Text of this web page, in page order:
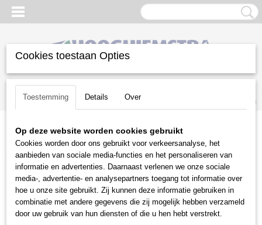
Inloggen Registreren
(0)
Home >Snoeien en Zagen> Kettingzagen | toebehoren
Handgereedschap voor bosbeheer>Stihl>Stihl pakhaak FP 10
Cookies toestaan Opties
Toestemming Details Over
Op deze website worden cookies gebruikt
Cookies worden door ons gebruikt voor verkeersanalyse, het
aanbieden van sociale media-functies en het personaliseren van
informatie en advertenties. Daarnaast verlenen we onze sociale
media-, advertentie- en analysepartners toegang tot informatie over
hoe u onze site gebruikt. Zij kunnen deze informatie gebruiken in
combinatie met andere gegevens die zij mogelijk hebben verzameld
door uw gebruik van hun diensten of die u hen hebt verstrekt.